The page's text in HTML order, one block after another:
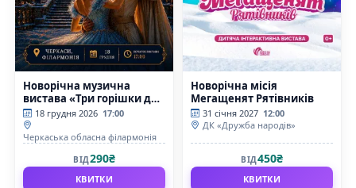
Новорічна музична
вистава «Три горішки для
Попелюшки»
18 грудня 2026 17:00
Черкаська обласна філармонія
ВІД290₴
КВИТКИ
Новорічна місія
Мегащенят Рятівників
31 січня 2027 12:00
ДК «Дружба народів»
ВІД450₴
КВИТКИ